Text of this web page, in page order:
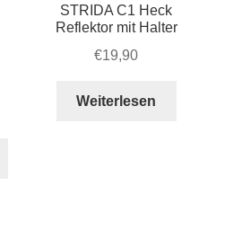
STRIDA C1 Heck
Reflektor mit Halter
€19,90
Weiterlesen